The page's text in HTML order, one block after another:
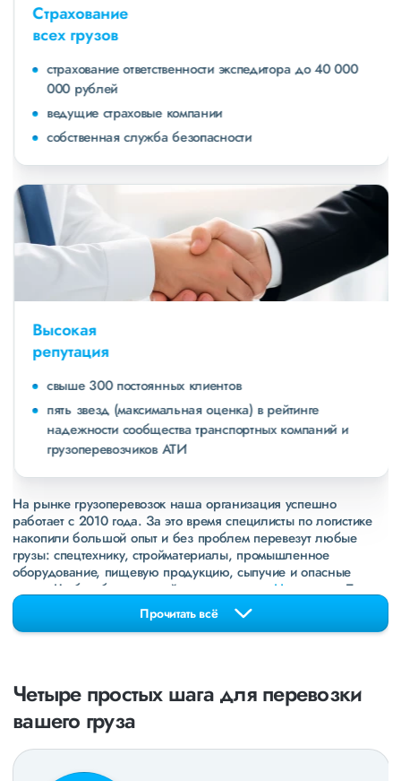
Страхование
всех грузов
страхование ответственности экспедитора до 40 000
000 рублей
ведущие страховые компании
собственная служба безопасности
Высокая
репутация
свыше 300 постоянных клиентов
пять звезд (максимальная оценка) в рейтинге
надежности сообщества транспортных компаний и
грузоперевозчиков АТИ
На рынке грузоперевозок наша организация успешно
работает с 2010 года. За это время специлисты по логистике
накопили большой опыт и без проблем перевезут любые
грузы: спецтехнику, стройматериалы, промышленное
оборудование, пищевую продукцию, сыпучие и опасные
грузы. Чтобы убедиться зайдите в раздел
«Наш опыт»
. Там
свежие примеры перевозок, которые обновляются несколько
раз в неделю. Также недавно мы запустили новые
направления вДНРиЛНР. Предоставляем все стандартные
экспедирование. За каждым клиентом закреплен менеджер,
который сообщит о текущем статусе вашего груза. Чтобы
получить коммерческое предложение заполните форму на
РФ).
Прочитать всё
Четыре простых шага для перевозки
вашего груза